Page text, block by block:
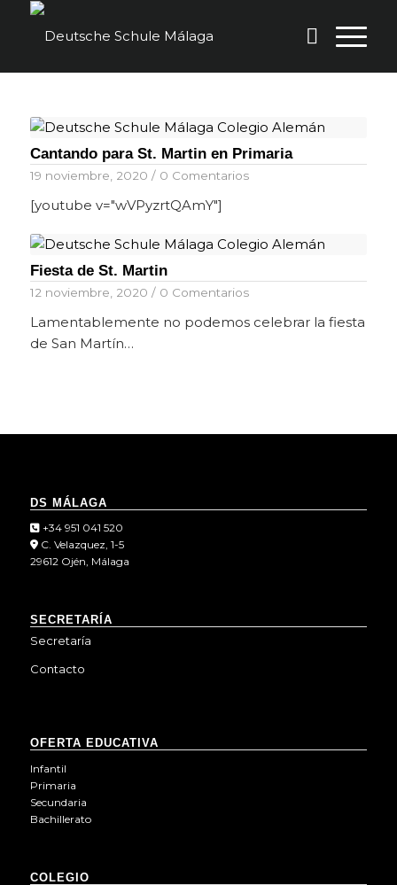
Cantando para St. Martin en Primaria
19 noviembre, 2020 / 0 Comentarios
[youtube v="wVPyzrtQAmY"]
Fiesta de St. Martin
12 noviembre, 2020 / 0 Comentarios
Lamentablemente no podemos celebrar la fiesta
de San Martín…
DS MÁLAGA
+34 951 041 520
C. Velazquez, 1-5
29612 Ojén, Málaga
SECRETARÍA
Secretaría
Contacto
OFERTA EDUCATIVA
Infantil
Primaria
Secundaria
Bachillerato
COLEGIO